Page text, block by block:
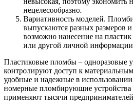
нецелесообразно.
Вариативность моделей.
выпускаются разных размеров
возможно нанесение на
или другой личной
Пластиковые пломбы – одноразовые
контролируют доступ к
удобные и надежные в
номерные пломбирующие устройства
применяют тысячи